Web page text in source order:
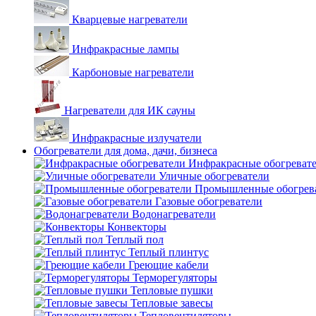
Кварцевые нагреватели
Инфракрасные лампы
Карбоновые нагреватели
Нагреватели для ИК сауны
Инфракрасные излучатели
Обогреватели для дома, дачи, бизнеса
Инфракрасные
Уличные обогреватели
Промышленные
Газовые обогреватели
Водонагреватели
Конвекторы
Теплый пол
Теплый плинтус
Греющие кабели
Терморегуляторы
Тепловые пушки
Тепловые завесы